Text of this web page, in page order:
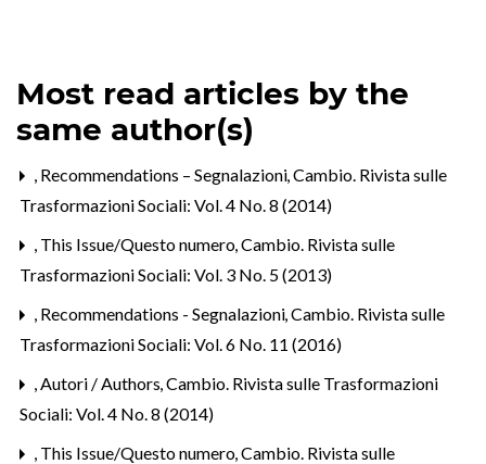
Most read articles by the
same author(s)
, Recommendations – Segnalazioni,Cambio. Rivista sulle
Trasformazioni Sociali: Vol. 4 No. 8 (2014)
, This Issue/Questo numero,Cambio. Rivista sulle
Trasformazioni Sociali: Vol. 3 No. 5 (2013)
, Recommendations - Segnalazioni,Cambio. Rivista sulle
Trasformazioni Sociali: Vol. 6 No. 11 (2016)
,Autori / Authors,Cambio. Rivista sulle Trasformazioni
Sociali: Vol. 4 No. 8 (2014)
, This Issue/Questo numero,Cambio. Rivista sulle